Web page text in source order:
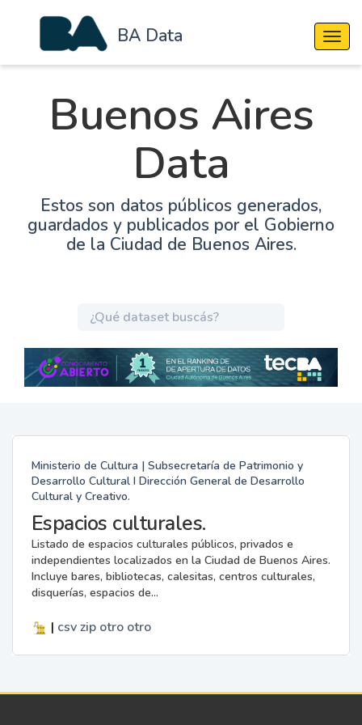
BA Data
Buenos Aires
Data
Estos son datos públicos generados,
guardados y publicados por el Gobierno
de la Ciudad de Buenos Aires.
Ministerio de Cultura | Subsecretaría de Patrimonio y
Desarrollo Cultural I Dirección General de Desarrollo
Cultural y Creativo.
Espacios culturales.
Listado de espacios culturales públicos, privados e
independientes localizados en la Ciudad de Buenos Aires.
Incluye bares, bibliotecas, calesitas, centros culturales,
disquerías, espacios de...
| csv zip otro otro